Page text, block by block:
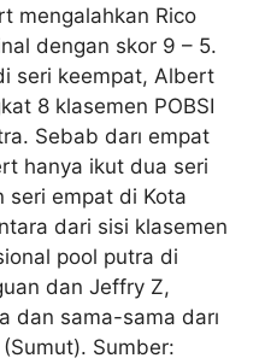
mengalahkan Rico
dengan skor 9 – 5.
seri keempat, Albert
8 klasemen POBSI
Sebab darı empat
hanya ikut dua seri
seri empat di Kota
dari sisi klasemen
pool putra di
dan Jeffry Z,
dan sama-sama darı
Sumber: